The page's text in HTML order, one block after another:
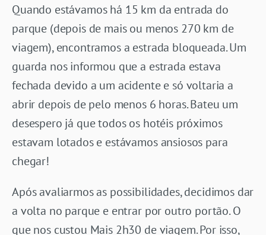
Quando estávamos há 15 km da entrada do
parque (depois de mais ou menos 270 km de
viagem), encontramos a estrada bloqueada. Um
guarda nos informou que a estrada estava
fechada devido a um acidente e só voltaria a
abrir depois de pelo menos 6 horas. Bateu um
desespero já que todos os hotéis próximos
estavam lotados e estávamos ansiosos para
chegar!
Após avaliarmos as possibilidades, decidimos dar
a volta no parque e entrar por outro portão. O
que nos custou Mais 2h30 de viagem. Por isso,